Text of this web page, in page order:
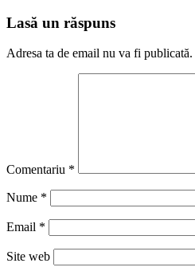
Lasă un răspuns
Adresa ta de email nu va fi publicată.
Comentariu *
Nume *
Email *
Site web